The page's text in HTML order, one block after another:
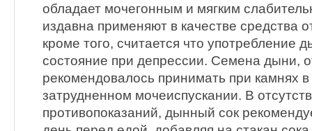
обладает мочегонным и мягким
издавна применяют в качестве средства
кроме того, считается что употребление
состояние при депрессии. Семена дыни,
рекомендовалось принимать при камнях
затрудненном мочеиспускании. В
противопоказаний, дынный сок